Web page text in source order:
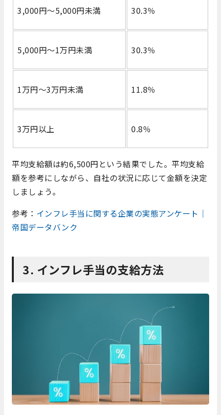
3,000円～5,000円未満 30.3％
5,000円～1万円未満 30.3％
1万円～3万円未満 11.8％
3万円以上 0.8％
平均支給額は約6,500円という結果でした。平均支給
額を参考にしながら、自社の状況に応じて金額を決定
しましょう。
参考： インフレ手当に関する企業の実態アンケート｜
帝国データバンク
3. インフレ手当の支給方法